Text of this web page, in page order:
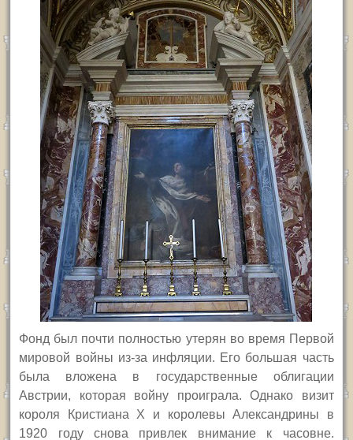
Фонд был почти полностью утерян во время Первой
мировой войны из-за инфляции. Его большая часть
была вложена в государственные облигации
Австрии, которая войну проиграла. Однако визит
короля КристианаX и королевы Александрины в
1920 году снова привлек внимание к часовне.